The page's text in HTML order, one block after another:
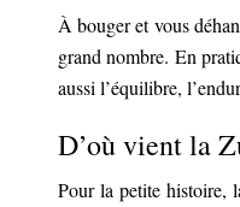
À bouger et vous
grand nombre. En
aussi l’équilibre,
D’où vient la
Pour la petite histoire,